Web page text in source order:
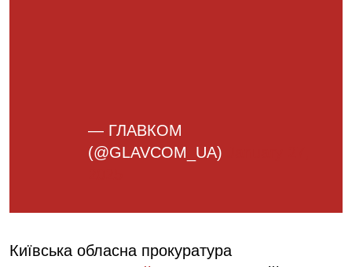
— ГЛАВКОМ
(@GLAVCOM_UA)
Київська обласна прокуратура